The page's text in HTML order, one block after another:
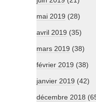
mai 2019 (28)
avril 2019 (35)
mars 2019 (38)
février 2019 (38)
janvier 2019 (42)
décembre 2018